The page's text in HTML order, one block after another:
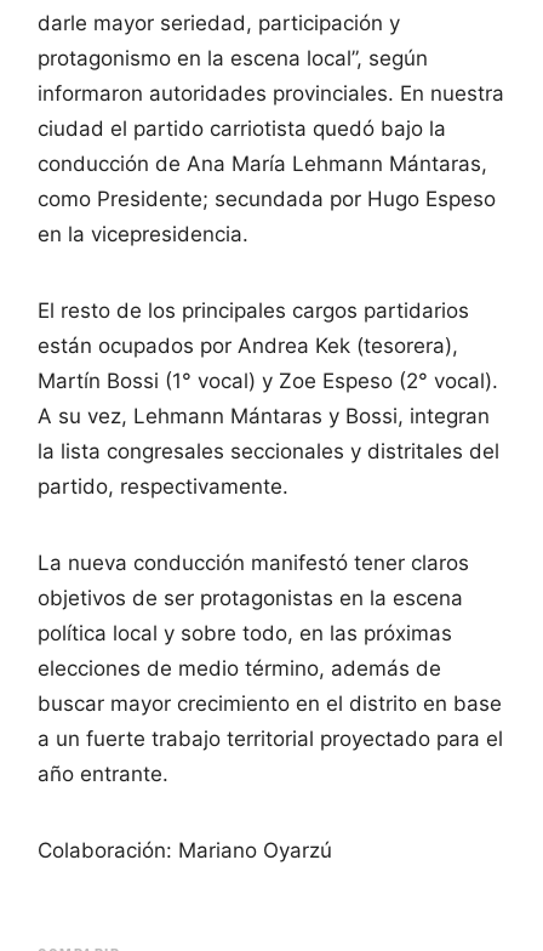
darle mayor seriedad, participación y
protagonismo en la escena local”, según
informaron autoridades provinciales. En nuestra
ciudad el partido carriotista quedó bajo la
conducción de Ana María Lehmann Mántaras,
como Presidente; secundada por Hugo Espeso
en la vicepresidencia.
El resto de los principales cargos partidarios
están ocupados por Andrea Kek (tesorera),
Martín Bossi (1° vocal) y Zoe Espeso (2° vocal).
A su vez, Lehmann Mántaras y Bossi, integran
la lista congresales seccionales y distritales del
partido, respectivamente.
La nueva conducción manifestó tener claros
objetivos de ser protagonistas en la escena
política local y sobre todo, en las próximas
elecciones de medio término, además de
buscar mayor crecimiento en el distrito en base
a un fuerte trabajo territorial proyectado para el
año entrante.
Colaboración: Mariano Oyarzú